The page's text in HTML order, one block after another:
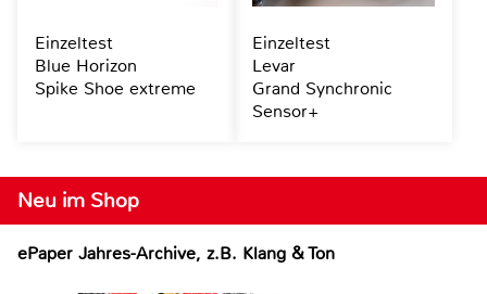
Neu im Shop
ePaper Jahres-Archive, z.B. Klang & Ton
Einzeltest
Blue Horizon
Spike Shoe extreme
Einzeltest
Levar
Grand Synchronic
Sensor+